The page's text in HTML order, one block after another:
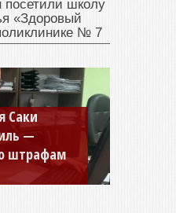
посетили школу
«Здоровый
№ 7
рублей
счета